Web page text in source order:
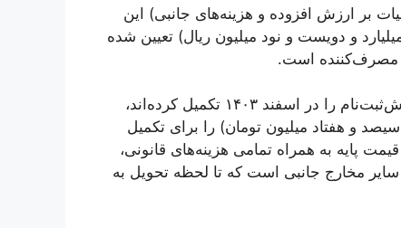
بر ارزش افزوده و هزینه‌های جانبی) این
معادل ۳.۲۹۰.۰۰۰.۰۰۰ ریال (سه میلیارد و دویست و نود میلیون ریال) تعیین شده
مصرف‌کننده است.
طبق اعلام هرمس خودرو، متقاضیان این طرح که مراحل پیش‌ثبت‌نام را در اسفند ۱۴۰۳ تکمیل کرده‌اند،
تومان (چهار میلیارد و سیصد و هفتاد میلیون تومان) را برای تکمیل
پایه به همراه تمامی هزینه‌های قانونی،
مخارج جانبی است که تا لحظه تحویل به